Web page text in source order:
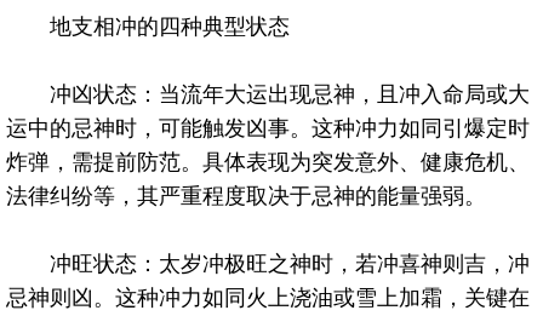
地支相冲的四种典型状态
冲凶状态：当流年大运出现忌神，且冲入命局或大
运中的忌神时，可能触发凶事。这种冲力如同引爆定时
炸弹，需提前防范。具体表现为突发意外、健康危机、
法律纠纷等，其严重程度取决于忌神的能量强弱。
冲旺状态：太岁冲极旺之神时，若冲喜神则吉，冲
忌神则凶。这种冲力如同火上浇油或雪上加霜，关键在